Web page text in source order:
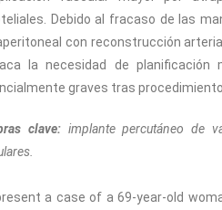
Debido al fracaso de las
con reconstrucción
la necesidad de planificación
graves tras
clave: implante percutáneo de
a case of a 69-year-old